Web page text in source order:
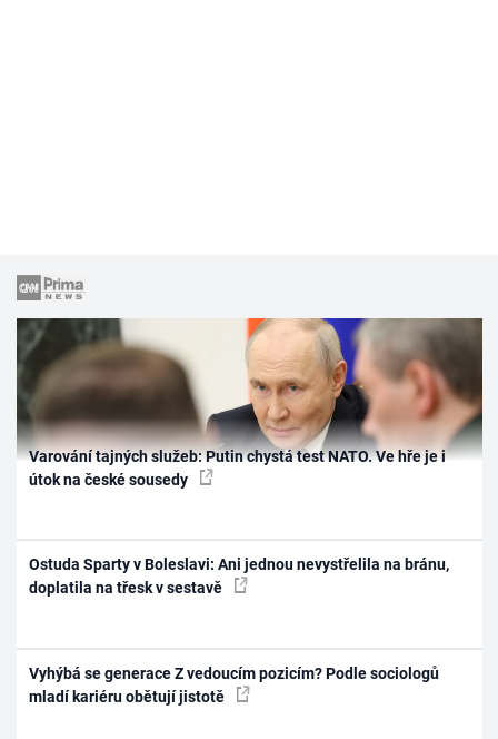
Varování tajných služeb: Putin chystá test NATO. Ve hře je i
útok na české sousedy
Ostuda Sparty v Boleslavi: Ani jednou nevystřelila na bránu,
doplatila na třesk v sestavě
Vyhýbá se generace Z vedoucím pozicím? Podle sociologů
mladí kariéru obětují jistotě